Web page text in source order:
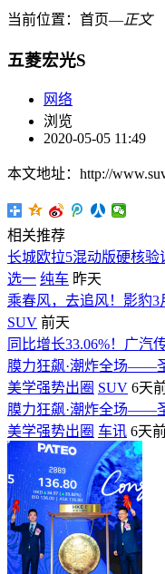
当前位置： 首页―正文
五菱宏光S
网络
浏览
2020-05-05 11:49
本文地址：http://
相关推荐
长城欧拉5混动版硬核验
选一 纯车 昨天
乘春风，去追风！影豹3
SUV 前天
同比增长33.06%！广汽
膜力狂飙·潮炸全场——
美学强势出圈 SUV 6天
膜力狂飙·潮炸全场——
美学强势出圈 车讯 6天